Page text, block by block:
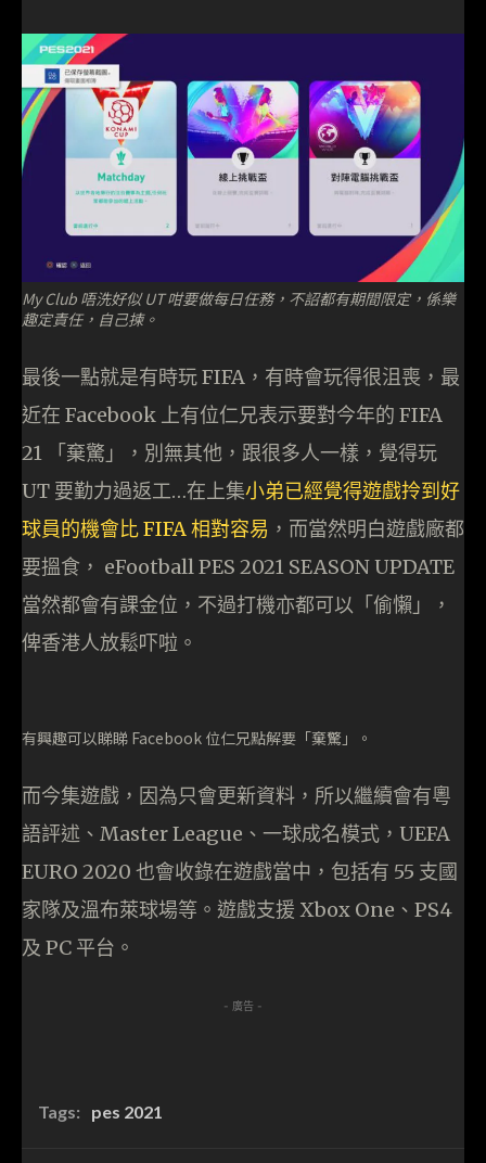
My Club 唔洗好似 UT 咁要做每日任務，不詔都有期間限定，係樂
趣定責任，自己揀。
最後一點就是有時玩 FIFA，有時會玩得很沮喪，最
近在 Facebook 上有位仁兄表示要對今年的 FIFA
21 「棄驚」，別無其他，跟很多人一樣，覺得玩
UT 要勤力過返工…在上集小弟已經覺得遊戲拎到好
球員的機會比 FIFA 相對容易 ，而當然明白遊戲廠都
要搵食， eFootball PES 2021 SEASON UPDATE
當然都會有課金位，不過打機亦都可以「偷懶」，
俾香港人放鬆吓啦。
有興趣可以睇睇 Facebook 位仁兄點解要「棄驚」。
而今集遊戲，因為只會更新資料，所以繼續會有粵
語評述、Master League、一球成名模式，UEFA
EURO 2020 也會收錄在遊戲當中，包括有 55 支國
家隊及溫布萊球場等。遊戲支援 Xbox One、PS4
及 PC 平台。
- 廣告 -
Tags: pes 2021